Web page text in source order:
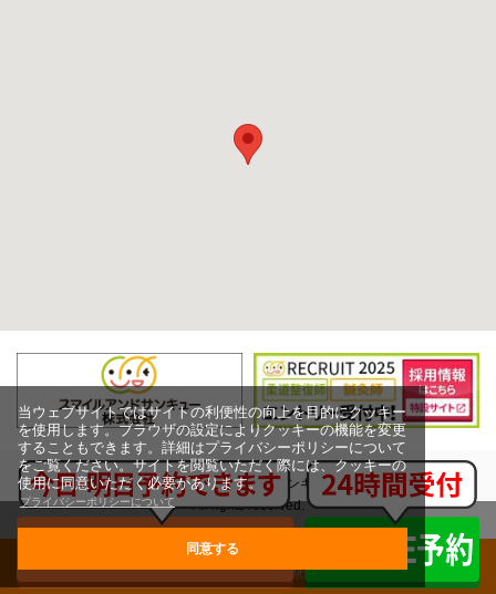
当ウェブサイトではサイトの利便性の向上を目的にクッキー
を使用します。ブラウザの設定によりクッキーの機能を変更
することもできます。詳細はプライバシーポリシーについて
をご覧ください。サイトを閲覧いただく際には、クッキーの
使用に同意いただく必要があります。
プライバシーポリシーについて
同意する
Copyright (c) スマイルアンドサンキュー株式会社,
All rights reserved.
グループ治療院一覧